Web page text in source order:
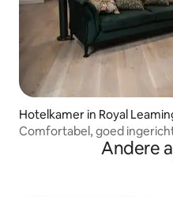
Hotelkamer in Royal
Comfortabel, goed
Andere